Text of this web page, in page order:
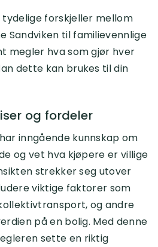
forskjeller mellom
Sandviken til familievennlige
megler hva som gjør hver
dette kan brukes til din
og fordeler
inngående kunnskap om
og vet hva kjøpere er villige
strekker seg utover
viktige faktorer som
og andre
på en bolig. Med denne
sette en riktig